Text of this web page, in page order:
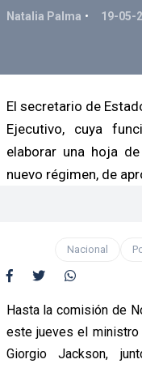
Natalia Palma 19-05-
El secretario de
Ejecutivo, cuya
elaborar una hoja
nuevo régimen, de
Nacional
Hasta la comisión de
este jueves el ministro
Giorgio Jackson,